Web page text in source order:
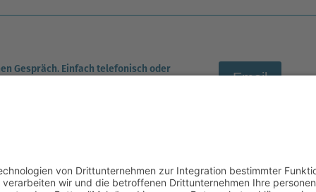
Gespräch. Einfach telefonisch oder
Email